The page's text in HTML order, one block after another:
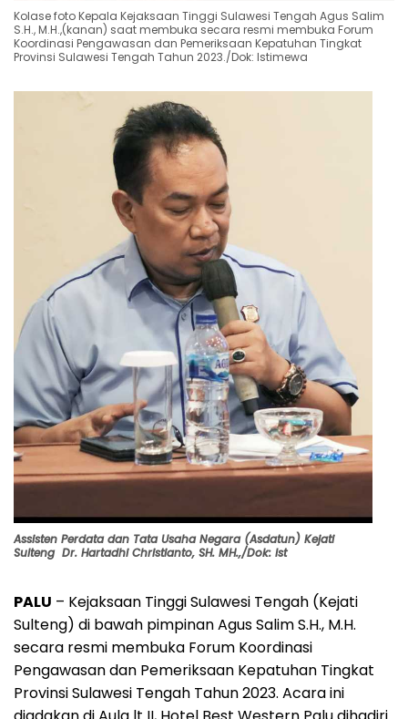
Kolase foto Kepala Kejaksaan Tinggi Sulawesi Tengah Agus Salim
S.H., M.H.,(kanan) saat membuka secara resmi membuka Forum
Koordinasi Pengawasan dan Pemeriksaan Kepatuhan Tingkat
Provinsi Sulawesi Tengah Tahun 2023./Dok: Istimewa
Assisten Perdata dan Tata Usaha Negara (Asdatun) Kejati
Sulteng Dr. Hartadhi Christianto, SH. MH.,/Dok: Ist
PALU – Kejaksaan Tinggi Sulawesi Tengah (Kejati
Sulteng) di bawah pimpinan Agus Salim S.H., M.H.
secara resmi membuka Forum Koordinasi
Pengawasan dan Pemeriksaan Kepatuhan Tingkat
Provinsi Sulawesi Tengah Tahun 2023. Acara ini